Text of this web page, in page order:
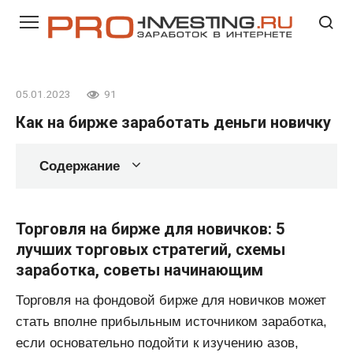
05.01.2023 91
Как на бирже заработать деньги новичку
Содержание
Торговля на бирже для новичков: 5
лучших торговых стратегий, схемы
заработка, советы начинающим
Торговля на фондовой бирже для новичков может
стать вполне прибыльным источником заработка,
если основательно подойти к изучению азов,